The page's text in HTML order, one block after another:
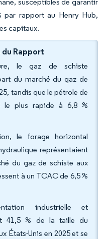
rapport au Henry Hub,
capitaux.
Rapport
le gaz de schiste
du marché du gaz de
tandis que le pétrole de
le plus rapide à 6,8 %
le forage horizontal
représentaient
du gaz de schiste aux
à un TCAC de 6,5 %
industrielle et
41,5 % de la taille du
États-Unis en 2025 et se